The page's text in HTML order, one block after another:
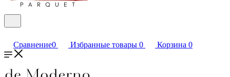
Сравнение0 Избранные товары 0 Корзина 0